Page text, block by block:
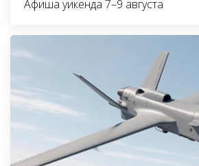
Афиша уикенда 7–9 августа